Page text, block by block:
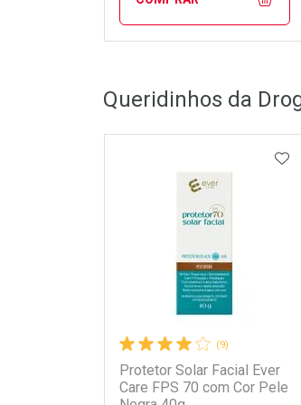
Laboratório
Ativar Desconto
Por Menos
Queridinhos da
(9)
Protetor Solar Facial Ever
Care FPS 70 com Cor Pele